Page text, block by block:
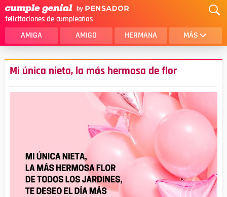
felicitaciones de cumpleaños
AMIGA AMIGO HERMANA MÁS
MAMA
AMOR
HIJA
HIJO
PAPA
HOMBRE
TIA
CUÑADA
Mi única nieta, la más hermosa de flor